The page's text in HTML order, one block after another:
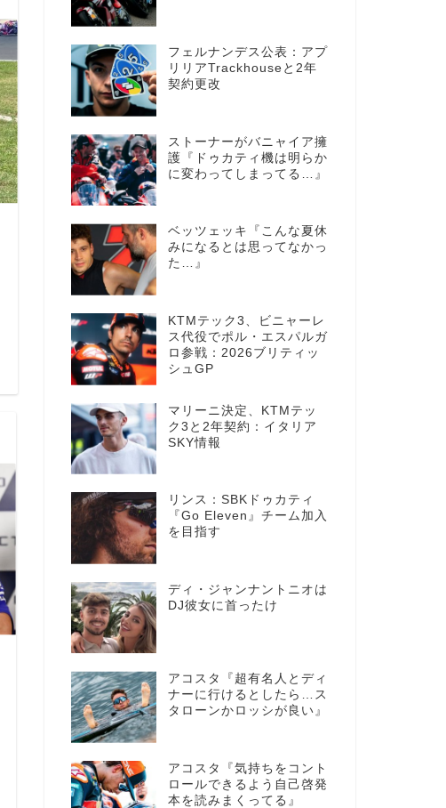
フェルナンデス公表：アプ
リリアTrackhouseと2年
契約更改
ストーナーがバニャイア擁
護『ドゥカティ機は明らか
に変わってしまってる…』
ベッツェッキ『こんな夏休
みになるとは思ってなかっ
た…』
KTMテック3、ビニャーレ
ス代役でポル・エスパルガ
ロ参戦：2026ブリティッ
シュGP
マリーニ決定、KTMテッ
ク3と2年契約：イタリア
SKY情報
リンス：SBKドゥカティ
『Go Eleven』チーム加入
を目指す
ディ・ジャンナントニオは
DJ彼女に首ったけ
アコスタ『超有名人とディ
ナーに行けるとしたら…ス
タローンかロッシが良い』
アコスタ『気持ちをコント
ロールできるよう自己啓発
本を読みまくってる』